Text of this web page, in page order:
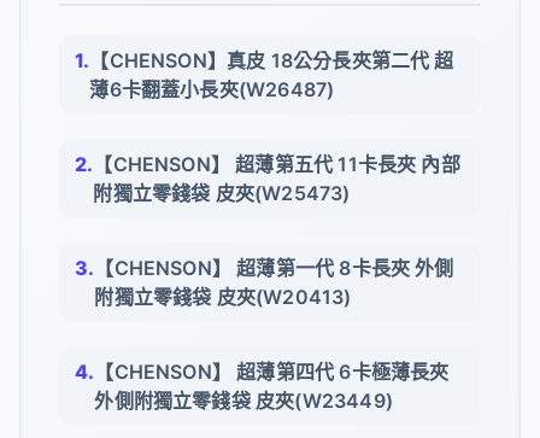
【CHENSON】真皮 18公分長夾第二代 超
薄6卡翻蓋小長夾(W26487)
【CHENSON】 超薄第五代 11卡長夾 內部
附獨立零錢袋 皮夾(W25473)
【CHENSON】 超薄第一代 8卡長夾 外側
附獨立零錢袋 皮夾(W20413)
【CHENSON】 超薄第四代 6卡極薄長夾
外側附獨立零錢袋 皮夾(W23449)